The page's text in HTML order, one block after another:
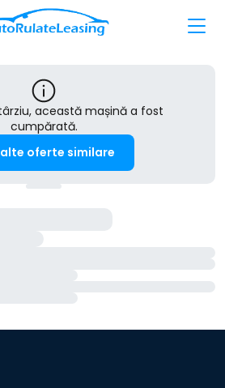
această mașină a fost
cumpărată.
oferte similare